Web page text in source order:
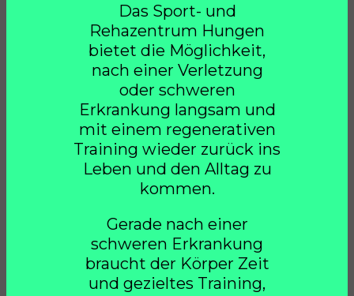
Das Sport- und
Rehazentrum Hungen
bietet die Möglichkeit,
nach einer Verletzung
oder schweren
Erkrankung langsam und
mit einem regenerativen
Training wieder zurück ins
Leben und den Alltag zu
kommen.
Gerade nach einer
schweren Erkrankung
braucht der Körper Zeit
und gezieltes Training,